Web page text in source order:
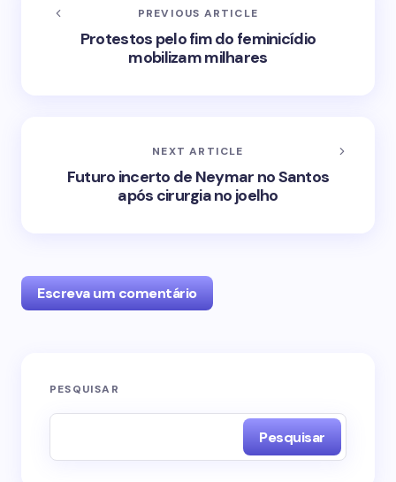
PREVIOUS ARTICLE
Protestos pelo fim do feminicídio
mobilizam milhares
NEXT ARTICLE
Futuro incerto de Neymar no Santos
após cirurgia no joelho
Escreva um comentário
O seu endereço de e-mail não será publicado.
PESQUISAR
Pesquisar